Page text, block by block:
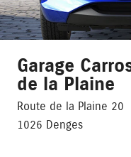
Garage
de la Plaine
Route de la Plaine 20
1026 Denges